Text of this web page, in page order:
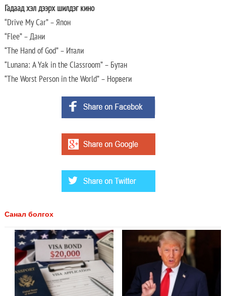
Гадаад хэл дээрх шилдэг кино
“Drive My Car” – Япон
“Flee” – Дани
“The Hand of God” – Итали
“Lunana: A Yak in the Classroom” – Бутан
“The Worst Person in the World” – Норвеги
Санал болгох